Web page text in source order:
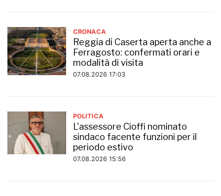
CRONACA
Reggia di Caserta aperta anche a
Ferragosto: confermati orari e
modalità di visita
07.08.2026 17:03
POLITICA
L'assessore Cioffi nominato
sindaco facente funzioni per il
periodo estivo
07.08.2026 15:56